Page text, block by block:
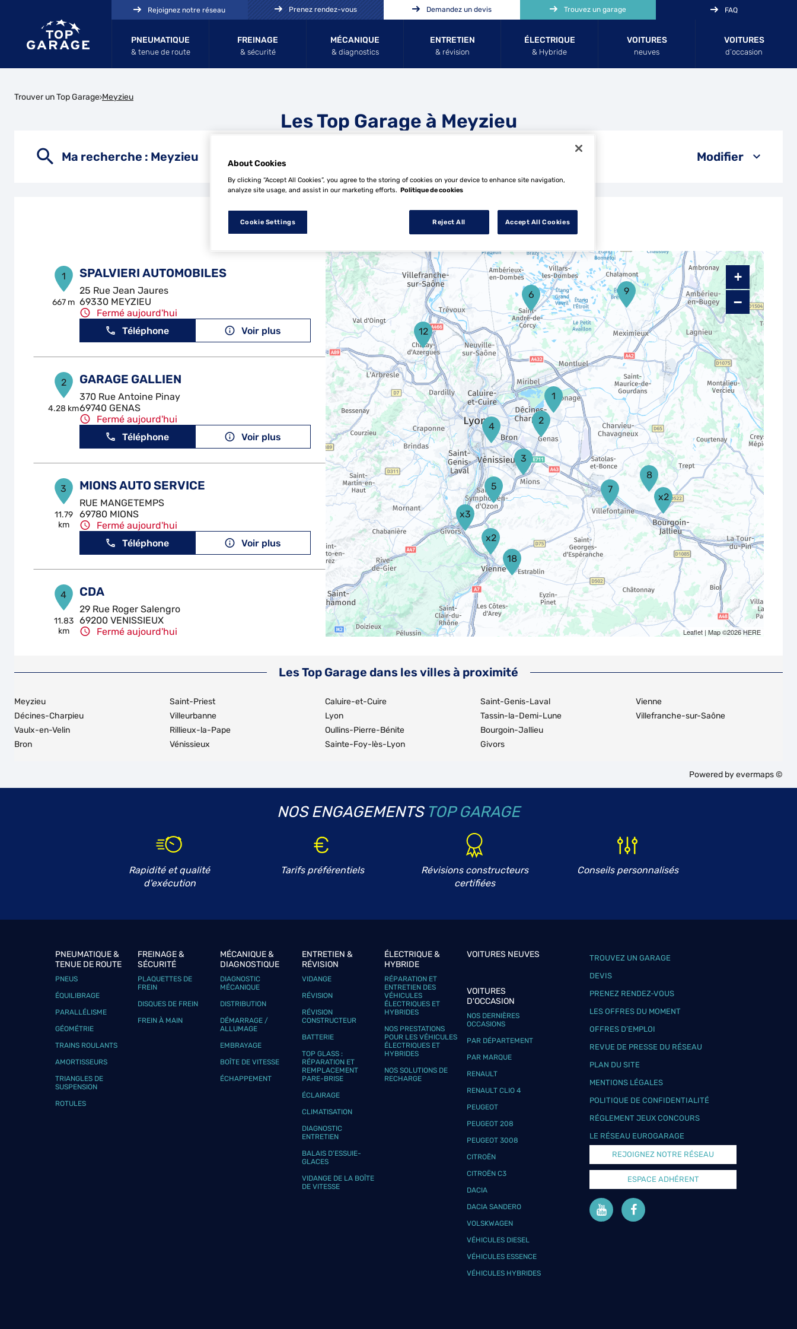
PNEUMATIQUE
& tenue de route
FREINAGE
& sécurité
MÉCANIQUE
& diagnostics
ENTRETIEN
& révision
ÉLECTRIQUE
& Hybride
VOITURES
neuves
VOITURES
d’occasion
Rejoignez notre réseau Prenez rendez-vous Demandez un devis Trouvez un garage FAQ
Trouver un Top Garage Meyzieu
Les Top Garage à Meyzieu
Ma recherche : Meyzieu Modifier
18 Top Garage à Meyzieu
1
667 m
SPALVIERI AUTOMOBILES
25 Rue Jean Jaures
69330 MEYZIEU
Fermé aujourd'hui
Téléphone
Voir plus
2
4.28 km
GARAGE GALLIEN
370 Rue Antoine Pinay
69740 GENAS
Fermé aujourd'hui
Téléphone
Voir plus
3
11.79
km
MIONS AUTO SERVICE
RUE MANGETEMPS
69780 MIONS
Fermé aujourd'hui
Téléphone
Voir plus
4
11.83
km
CDA
29 Rue Roger Salengro
69200 VENISSIEUX
Fermé aujourd'hui
18.76
SIMANDRES AUTO SERVICES
355 Rue De La Fonderie
Fermé aujourd'hui
km
Fermé aujourd'hui
Téléphone
Voir plus
22.4 km
GARAGE DES 2 VALLEES
32 Route de Jallieu
38080 ST MARCEL BEL ACCUEIL
Fermé aujourd'hui
Voir plus
12
9
6
18
x2
x3
x2
8
7
5
4
3
2
1
+
−
Leaflet| Map ©2026HERE
Les Top Garage dans les villes à proximité
Meyzieu
Décines-Charpieu
Vaulx-en-Velin
Bron
Saint-Priest
Villeurbanne
Rillieux-la-Pape
Vénissieux
Caluire-et-Cuire
Lyon
Oullins-Pierre-Bénite
Sainte-Foy-lès-Lyon
Saint-Genis-Laval
Tassin-la-Demi-Lune
Bourgoin-Jallieu
Givors
Vienne
Villefranche-sur-Saône
Powered byevermaps ©
NOS ENGAGEMENTS TOP GARAGE
Rapidité et qualité
d'exécution
Tarifs préférentiels
Révisions constructeurs
certifiées
Conseils personnalisés
PNEUMATIQUE &
TENUE DE ROUTE
PNEUS
ÉQUILIBRAGE
PARALLÉLISME
GÉOMÉTRIE
TRAINS ROULANTS
AMORTISSEURS
TRIANGLES DE
SUSPENSION
ROTULES
FREINAGE &
SÉCURITÉ
PLAQUETTES DE
FREIN
DISQUES DE FREIN
FREIN À MAIN
MÉCANIQUE &
DIAGNOSTIQUE
DIAGNOSTIC
MÉCANIQUE
DISTRIBUTION
DÉMARRAGE /
ALLUMAGE
EMBRAYAGE
BOÎTE DE VITESSE
ÉCHAPPEMENT
ENTRETIEN &
RÉVISION
VIDANGE
RÉVISION
RÉVISION
CONSTRUCTEUR
BATTERIE
TOP GLASS :
RÉPARATION ET
REMPLACEMENT
PARE-BRISE
ÉCLAIRAGE
CLIMATISATION
DIAGNOSTIC
ENTRETIEN
BALAIS D’ESSUIE-
GLACES
VIDANGE DE LA BOÎTE
DE VITESSE
ÉLECTRIQUE &
HYBRIDE
RÉPARATION ET
ENTRETIEN DES
VÉHICULES
ÉLECTRIQUES ET
HYBRIDES
NOS PRESTATIONS
POUR LES VÉHICULES
ÉLECTRIQUES ET
HYBRIDES
NOS SOLUTIONS DE
RECHARGE
VOITURES NEUVES
VOITURES
D'OCCASION
NOS DERNIÈRES
OCCASIONS
PAR DÉPARTEMENT
PAR MARQUE
RENAULT
RENAULT CLIO 4
PEUGEOT
PEUGEOT 208
PEUGEOT 3008
CITROËN
CITROËN C3
DACIA
DACIA SANDERO
VOLSKWAGEN
VÉHICULES DIESEL
VÉHICULES ESSENCE
VÉHICULES HYBRIDES
TROUVEZ UN GARAGE
DEVIS
PRENEZ RENDEZ-VOUS
LES OFFRES DU MOMENT
OFFRES D’EMPLOI
REVUE DE PRESSE DU RÉSEAU
PLAN DU SITE
MENTIONS LÉGALES
POLITIQUE DE CONFIDENTIALITÉ
RÉGLEMENT JEUX CONCOURS
LE RÉSEAU EUROGARAGE
REJOIGNEZ NOTRE RÉSEAU
ESPACE ADHÉRENT
About Cookies
By clicking “Accept All Cookies”, you agree to the storing of cookies on your device to enhance site navigation,
analyze site usage, and assist in our marketing efforts. Politique de cookies
Cookie Settings Reject All Accept All Cookies